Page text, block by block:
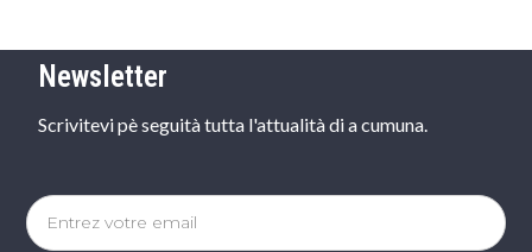
Newsletter
Scrivitevi pè seguità tutta l'attualità di a cumuna.